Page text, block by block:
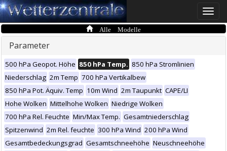
Toggle
Alle Modelle
Parameter
500 hPa Geopot. Höhe 850 hPa Temp. 850 hPa Stromlinien
Niederschlag 2m Temp 700 hPa Vertikalbew
850 hPa Pot. Äquiv. Temp 10m Wind 2m Taupunkt CAPE/LI
Hohe Wolken Mittelhohe Wolken Niedrige Wolken
700 hPa Rel. Feuchte Min/Max Temp. Gesamtniederschlag
Spitzenwind 2m Rel. feuchte 300 hPa Wind 200 hPa Wind
Gesamtbedeckungsgrad Gesamtschneehöhe Neuschneehöhe